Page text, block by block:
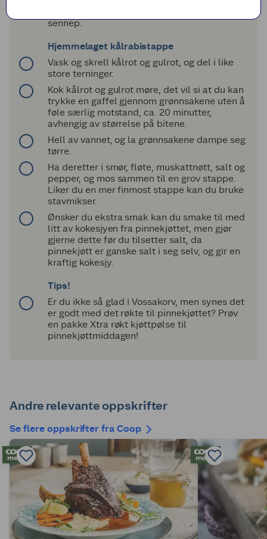
sennep.
Hjemmelaget kålrabistappe
Vask og skrell kålrot og gulrot, og del i like
store terninger.
Kok kålrot og gulrot møre, det vil si at du kan
trykke en gaffel gjennom grønnsakene uten å
føle særlig motstand, ca. 20 minutter,
avhengig av størrelse på bitene.
Hell av vannet, og la grønnsakene dampe seg
tørre.
Ha deretter i smør, fløte, muskattnøtt, salt og
pepper, og mos sammen til en grov stappe.
Liker du en mer finmost stappe kan du bruke
stavmikser.
Ønsker du ekstra smak kan du smake til med
litt av kokesjyen fra pinnekjøttet, men gjør
gjerne dette før du tilsetter salt, da
pinnekjøtt er ganske salt i seg selv, og gir en
kraftig kokesjy.
Tips!
Er du ikke så glad i Vossakorv, men synes det
er godt med det røkte til pinnekjøttet? Prøv
en pakke Xtra røkt kjøttpølse til
pinnekjøttmiddagen!
Andre relevante oppskrifter
Se flere oppskrifter fra Coop